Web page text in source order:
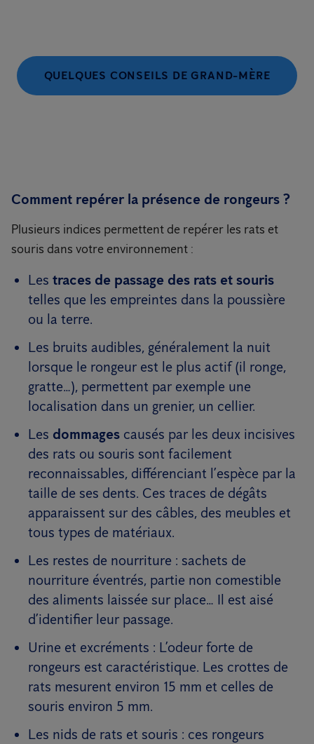
QUELQUES CONSEILS DE GRAND-MÈRE
Comment repérer la présence de rongeurs ?
Plusieurs indices permettent de repérer les rats et
souris dans votre environnement :
Les traces de passage des rats et souris
telles que les empreintes dans la poussière
ou la terre.
Les bruits audibles, généralement la nuit
lorsque le rongeur est le plus actif (il ronge,
gratte…), permettent par exemple une
localisation dans un grenier, un cellier.
Les dommages causés par les deux incisives
des rats ou souris sont facilement
reconnaissables, différenciant l’espèce par la
taille de ses dents. Ces traces de dégâts
apparaissent sur des câbles, des meubles et
tous types de matériaux.
Les restes de nourriture : sachets de
nourriture éventrés, partie non comestible
des aliments laissée sur place… Il est aisé
d’identifier leur passage.
Urine et excréments : L’odeur forte de
rongeurs est caractéristique. Les crottes de
rats mesurent environ 15 mm et celles de
souris environ 5 mm.
Les nids de rats et souris : ces rongeurs